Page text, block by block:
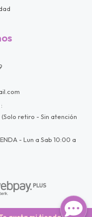
retiro - Sin atención
- Lun a Sab 10:00 a